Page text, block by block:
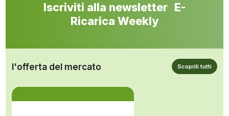
Iscriviti alla newsletter E-
Ricarica Weekly
l'offerta del mercato Scoprili tutti